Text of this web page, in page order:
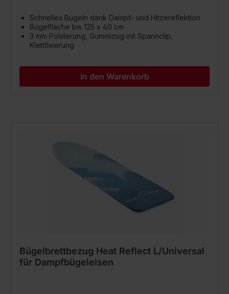
Schnelles Bügeln dank Dampf- und Hitzereflektion
Bügelfläche bis 125 x 40 cm
3 mm Polsterung, Gummizug mit Spannclip,
Klettfixierung
In den Warenkorb
Bügelbrettbezug Heat Reflect L/Universal
für Dampfbügeleisen